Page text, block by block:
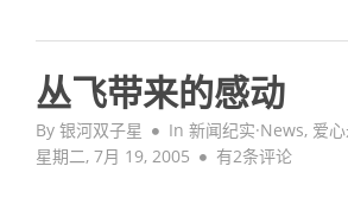
丛飞带来的感动
By 银河双子星 In 新闻纪实·News, 爱
星期二, 7月 19, 2005
丛
有2条评论